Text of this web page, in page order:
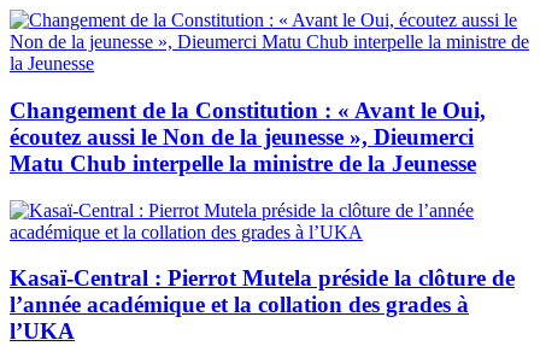
Changement de la Constitution : « Avant le Oui,
écoutez aussi le Non de la jeunesse », Dieumerci
Matu Chub interpelle la ministre de la Jeunesse
Kasaï-Central : Pierrot Mutela préside la clôture de
l’année académique et la collation des grades à
l’UKA